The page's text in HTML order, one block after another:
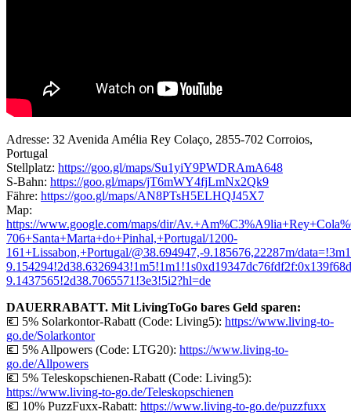
Adresse: 32 Avenida Amélia Rey Colaço, 2855-702 Corroios,
Portugal
Stellplatz: https://goo.gl/maps/Su1yiY9PWDRAmA648
S-Bahn: https://goo.gl/maps/jT6mWY4fjLmNx2Qk9
Fähre: https://goo.gl/maps/AN8PTsH5ELHQJ45X7
Map:
https://www.google.com/maps/dir/
706+Santa+Marta+do+Pinhal,+Portugal/1200-
161+Lissabon,+Portugal/@38.694947,-9.185676,22287m/
9.1437565!2d38.7065571!3e3!5i2?hl=de
DAUERRABATT. Mit LivingToGo bares Geld sparen:
💶 5% Solarkontor-Rabatt (Code: Living5): https://www.living-to-
go.de/Solarkontor
💶 5% Allpowers (Code: LTG20): https://www.living-to-
go.de/Allpowers
💶 5% Teleskopschienen-Rabatt (Code: Living5):
https://www.living-to-go.de/Teleskopschienen
💶 10% PuzzFuxx-Rabatt: https://www.living-to-go.de/puzzfuxx